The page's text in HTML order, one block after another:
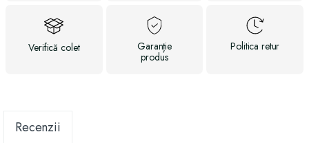
Verificăcolet
Garanție
produs
Politicaretur
Recenzii